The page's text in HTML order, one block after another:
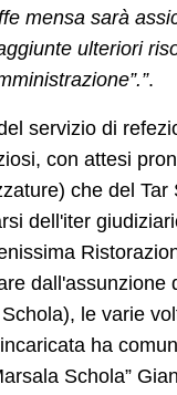
mensa sarà
ulteriori
.
servizio di
con attesi
che del
dell'iter
le varie
ha
Schola”